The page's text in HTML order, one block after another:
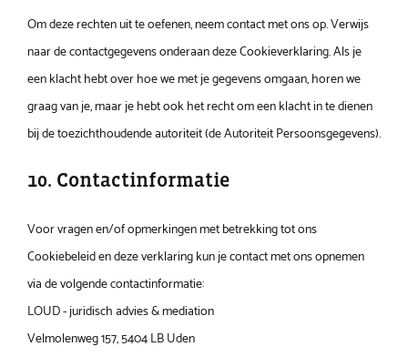
Om deze rechten uit te oefenen, neem contact met ons op. Verwijs
naar de contactgegevens onderaan deze Cookieverklaring. Als je
een klacht hebt over hoe we met je gegevens omgaan, horen we
graag van je, maar je hebt ook het recht om een klacht in te dienen
bij de toezichthoudende autoriteit (de Autoriteit Persoonsgegevens).
10. Contactinformatie
Voor vragen en/of opmerkingen met betrekking tot ons
Cookiebeleid en deze verklaring kun je contact met ons opnemen
via de volgende contactinformatie:
LOUD - juridisch advies & mediation
Velmolenweg 157, 5404 LB Uden